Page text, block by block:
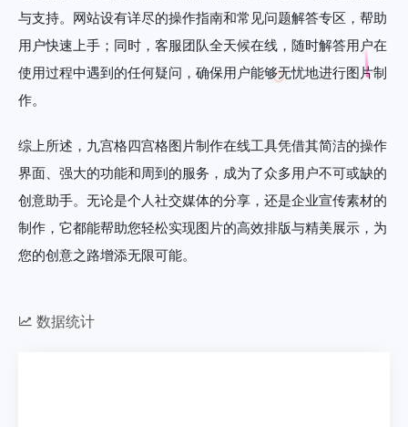
与支持。网站设有详尽的操作指南和常见问题解答专区，帮助
用户快速上手；同时，客服团队全天候在线，随时解答用户在
使用过程中遇到的任何疑问，确保用户能够无忧地进行图片制
作。
综上所述，九宫格四宫格图片制作在线工具凭借其简洁的操作
界面、强大的功能和周到的服务，成为了众多用户不可或缺的
创意助手。无论是个人社交媒体的分享，还是企业宣传素材的
制作，它都能帮助您轻松实现图片的高效排版与精美展示，为
您的创意之路增添无限可能。
数据统计